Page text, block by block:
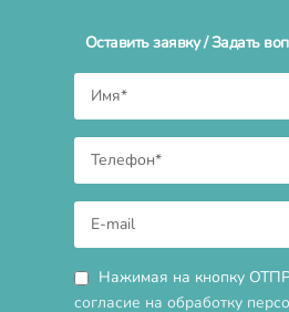
Оставить заявку / Задать
Нажимая на кнопку
согласие на обработку